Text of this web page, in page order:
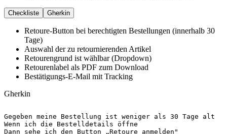
Checkliste Gherkin
Retoure-Button bei berechtigten Bestellungen (innerhalb 30
Tage)
Auswahl der zu retournierenden Artikel
Retourengrund ist wählbar (Dropdown)
Retourenlabel als PDF zum Download
Bestätigungs-E-Mail mit Tracking
Gherkin
Gegeben
Wenn
Dann sehe ich den Button „Retoure anmelden"